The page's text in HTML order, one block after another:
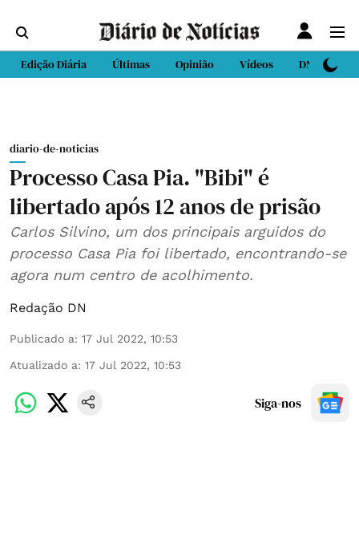
Edição Diária Últimas Opinião Vídeos DN Sport
diario-de-noticias
Processo Casa Pia. "Bibi" é
libertado após 12 anos de prisão
Carlos Silvino, um dos principais arguidos do
processo Casa Pia foi libertado, encontrando-se
agora num centro de acolhimento.
Redação DN
Publicado a: 17 Jul 2022, 10:53
Atualizado a: 17 Jul 2022, 10:53
Siga-nos